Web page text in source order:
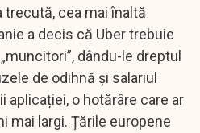
cea mai înaltă
a decis că Uber trebuie
dându-le dreptul
de odihnă și salariul
aplicației, o hotărâre care ar
mai largi. Țările europene